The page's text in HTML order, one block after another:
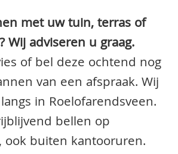
met uw tuin, terras of
adviseren u graag.
of bel deze ochtend nog
van een afspraak. Wij
in Roelofarendsveen.
bellen op
ook buiten kantooruren.